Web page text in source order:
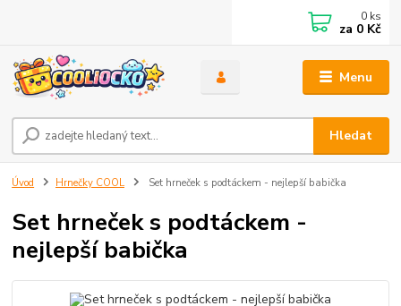
Menu
Hledat
0 ks
za 0 Kč
Úvod Hrnečky COOL Set hrneček s podtáckem - nejlepší babička
Set hrneček s podtáckem -
nejlepší babička